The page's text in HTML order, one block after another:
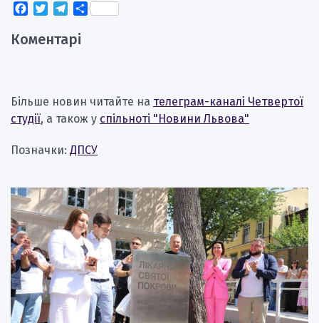
Facebook
TwitterTelegram
Поділитися
Коментарі
Більше новин читайте на телеграм-каналі Четвертої
студії, а також у спільноті "Новини Львова"
Позначки: ДПСУ